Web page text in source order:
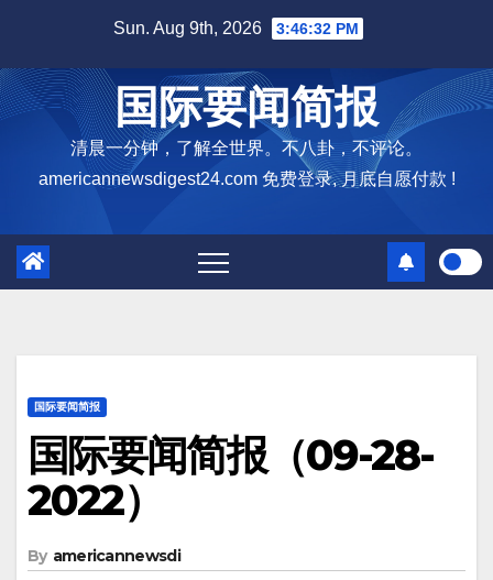
content
Sun. Aug 9th, 2026 3:46:33 PM
国际要闻简报
清晨一分钟，了解全世界。不八卦，不评论。
americannewsdigest24.com 免费登录, 月底自愿付款 !
国际要闻简报
国际要闻简报（09-28-
2022）
By americannewsdi